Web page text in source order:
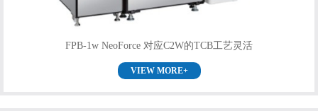
FPB-1w NeoForce 对应C2W的TCB工艺灵活
VIEW MORE+